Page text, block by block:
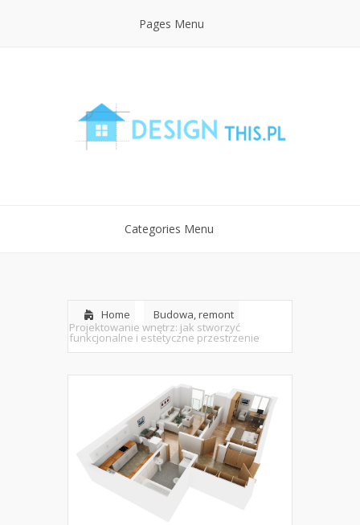
Pages Menu
Categories Menu
Home
Budowa, remont
Projektowanie wnętrz: jak stworzyć
funkcjonalne i estetyczne przestrzenie